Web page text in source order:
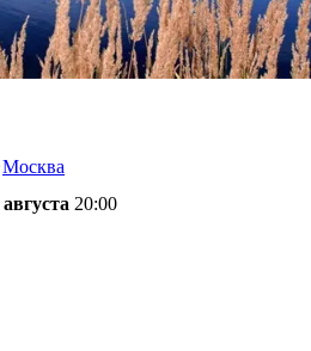
Москва
августа 20:00